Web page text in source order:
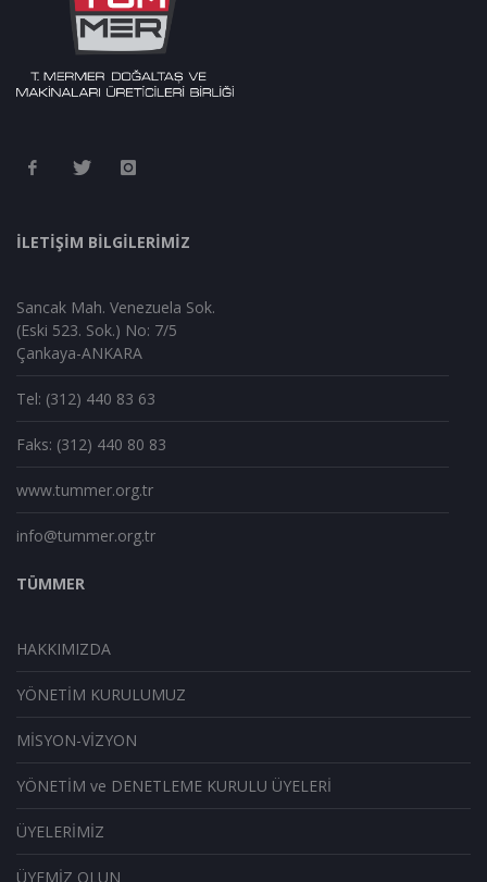
İLETİŞİM BİLGİLERİMİZ
Sancak Mah. Venezuela Sok.
(Eski 523. Sok.) No: 7/5
Çankaya-ANKARA
Tel: (312) 440 83 63
Faks: (312) 440 80 83
www.tummer.org.tr
info@tummer.org.tr
TÜMMER
HAKKIMIZDA
YÖNETİM KURULUMUZ
MİSYON-VİZYON
YÖNETİM ve DENETLEME KURULU ÜYELERİ
ÜYELERİMİZ
ÜYEMİZ OLUN